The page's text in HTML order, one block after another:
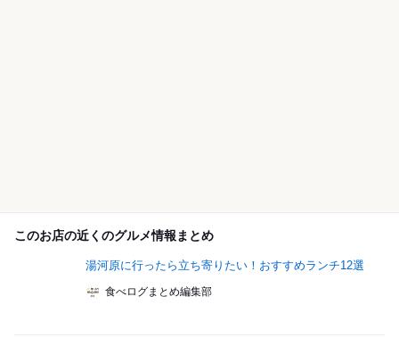
このお店の近くのグルメ情報まとめ
湯河原に行ったら立ち寄りたい！おすすめランチ12選
食べログまとめ編集部